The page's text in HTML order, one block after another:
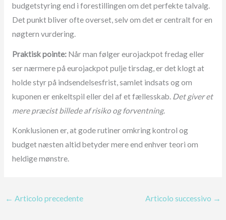
budgetstyring end i forestillingen om det perfekte talvalg.
Det punkt bliver ofte overset, selv om det er centralt for en
nøgtern vurdering.
Praktisk pointe:Når man følger eurojackpot fredag eller
ser nærmere på eurojackpot pulje tirsdag, er det klogt at
holde styr på indsendelsesfrist, samlet indsats og om
kuponen er enkeltspil eller del af et fællesskab. Det giver et
mere præcist billede af risiko og forventning.
Konklusionen er, at gode rutiner omkring kontrol og
budget næsten altid betyder mere end enhver teori om
heldige mønstre.
← Articolo precedente Articolo successivo →